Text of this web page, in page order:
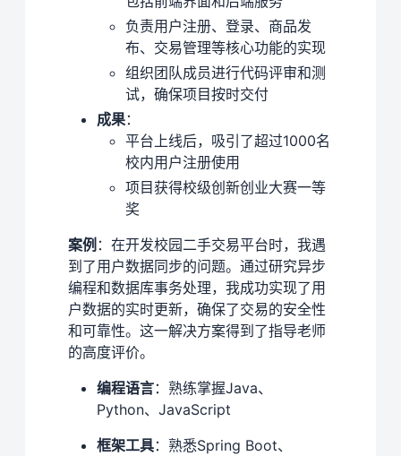
负责用户注册、登录、商品发
布、交易管理等核心功能的实现
组织团队成员进行代码评审和测
试，确保项目按时交付
成果：
平台上线后，吸引了超过1000名
校内用户注册使用
项目获得校级创新创业大赛一等
奖
案例 ：在开发校园二手交易平台时，我遇
到了用户数据同步的问题。通过研究异步
编程和数据库事务处理，我成功实现了用
户数据的实时更新，确保了交易的安全性
和可靠性。这一解决方案得到了指导老师
的高度评价。
编程语言：熟练掌握Java、
Python、JavaScript
框架工具：熟悉Spring Boot、